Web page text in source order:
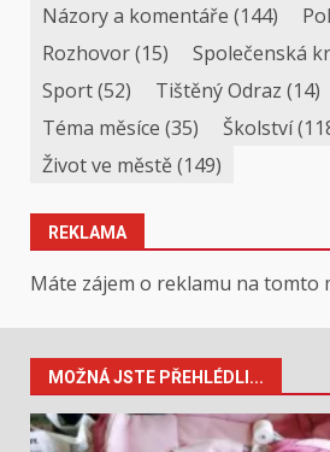
Názory a komentáře (144)
Rozhovor(15) Společenská
Sport(52) Tištěný Odraz (14)
Téma měsíce (35) Školství
Život ve městě(149)
REKLAMA
Máte zájem o reklamu na tomto
MOŽNÁ JSTE PŘEHLÉDLI...